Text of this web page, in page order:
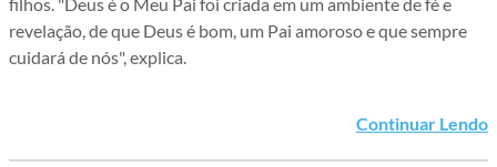
revelação, de que Deus é bom, um Pai amoroso e que sempre
cuidará de nós", explica.
Continuar Lendo